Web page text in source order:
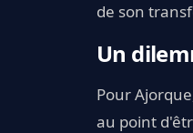
de son
Un
Pour
au point